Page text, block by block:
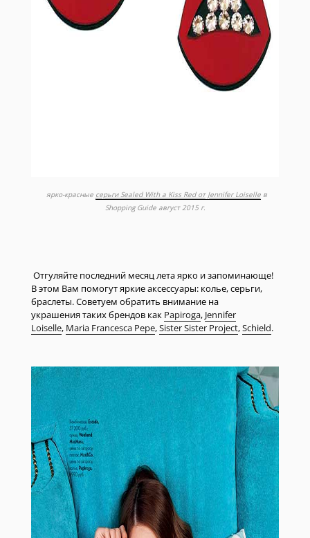
ярко-красные серьги Sealed With a Kiss Red от Jennifer Loiselleв
Shopping Guide август 2015 г.
Отгуляйте последний месяц лета ярко и запоминающе!
В этом Вам помогут яркие аксессуары: колье, серьги,
браслеты. Советуем обратить внимание на
украшения таких брендов как Papiroga, Jennifer
Loiselle, Maria Francesca Pepe,Sister Sister Project,Schield.